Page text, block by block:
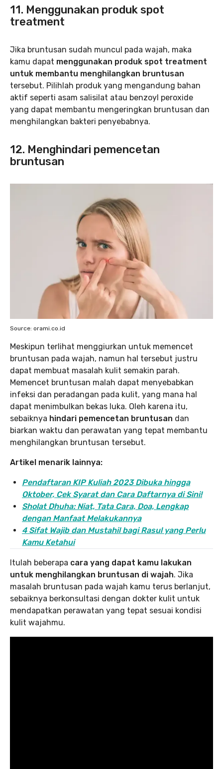
11. Menggunakan produk spot
treatment
Jika bruntusan sudah muncul pada wajah, maka
kamu dapat menggunakan produk spot treatment
untuk membantu menghilangkan bruntusan
tersebut. Pilihlah produk yang mengandung bahan
aktif seperti asam salisilat atau benzoyl peroxide
yang dapat membantu mengeringkan bruntusan dan
menghilangkan bakteri penyebabnya.
12. Menghindari pemencetan
bruntusan
Source: orami.co.id
Meskipun terlihat menggiurkan untuk memencet
bruntusan pada wajah, namun hal tersebut justru
dapat membuat masalah kulit semakin parah.
Memencet bruntusan malah dapat menyebabkan
infeksi dan peradangan pada kulit, yang mana hal
dapat menimbulkan bekas luka. Oleh karena itu,
sebaiknya hindari pemencetan bruntusan dan
biarkan waktu dan perawatan yang tepat membantu
menghilangkan bruntusan tersebut.
Artikel menarik lainnya:
Pendaftaran KIP Kuliah 2023 Dibuka hingga
Oktober, Cek Syarat dan Cara Daftarnya di Sini!
Sholat Dhuha: Niat, Tata Cara, Doa, Lengkap
dengan Manfaat Melakukannya
4 Sifat Wajib dan Mustahil bagi Rasul yang Perlu
Kamu Ketahui
Itulah beberapa cara yang dapat kamu lakukan
untuk menghilangkan bruntusan di wajah. Jika
masalah bruntusan pada wajah kamu terus berlanjut,
sebaiknya berkonsultasi dengan dokter kulit untuk
mendapatkan perawatan yang tepat sesuai kondisi
kulit wajahmu.